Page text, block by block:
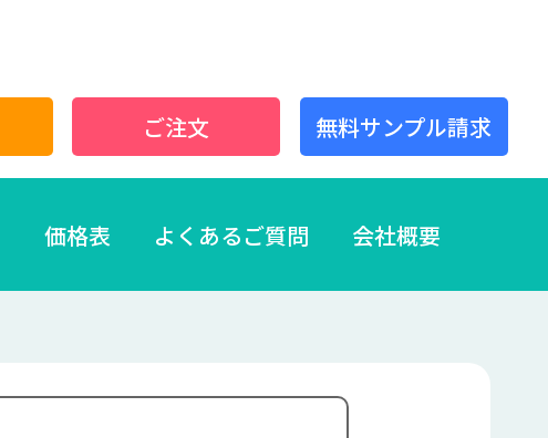
ご注文 無料サンプル請求
価格表 よくあるご質問 会社概要